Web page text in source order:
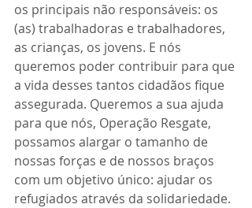
os principais não responsáveis: os
(as) trabalhadoras e trabalhadores,
as crianças, os jovens. E nós
queremos poder contribuir para que
a vida desses tantos cidadãos fique
assegurada. Queremos a sua ajuda
para que nós, Operação Resgate,
possamos alargar o tamanho de
nossas forças e de nossos braços
com um objetivo único: ajudar os
refugiados através da solidariedade.